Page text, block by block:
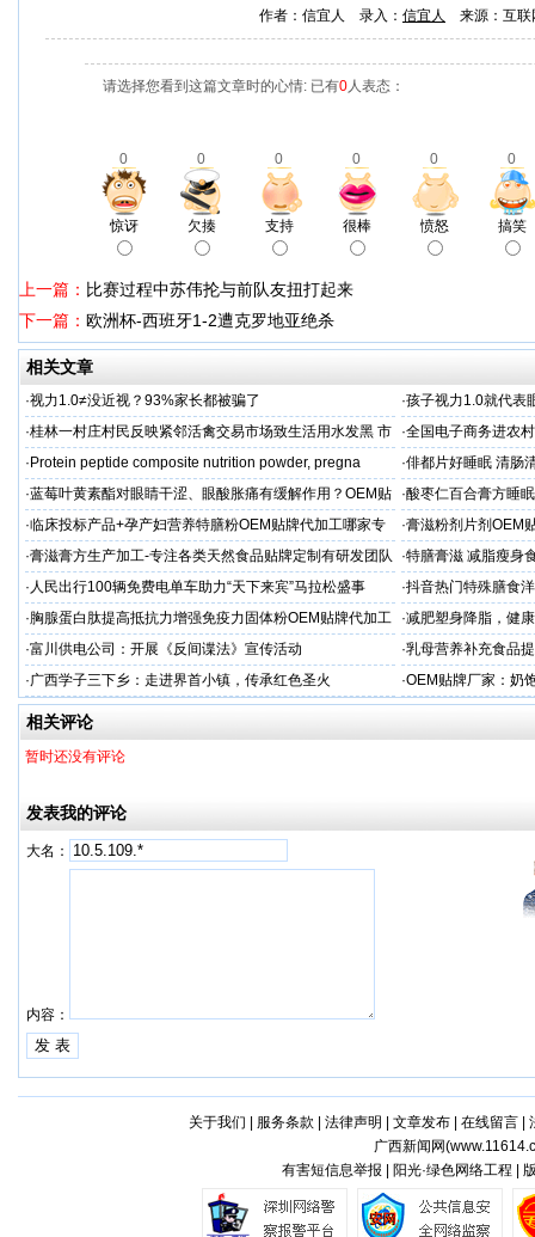
作者：信宜人 录入： 信宜人 来源：互
请选择您看到这篇文章时的心情: 已有0人表态：
0 0 0 0 0 0
惊讶 欠揍 支持 很棒 愤怒 搞笑
上一篇： 比赛过程中苏伟抡与前队友扭打起来
下一篇： 欧洲杯-西班牙1-2遭克罗地亚绝杀
相关文章
·视力1.0≠没近视？93%家长都被骗了 ·孩子视力1.0就代表
·桂林一村庄村民反映紧邻活禽交易市场致生活用水发黑 市
场称属“造谣”，联合调查组介入调查
·全国电子商务进农
利开班
· Protein peptide composite nutrition powder, pregna ·俳都片好睡眠 清肠
·蓝莓叶黄素酯对眼睛干涩、眼酸胀痛有缓解作用？OEM贴
牌代工
·酸枣仁百合膏方睡
厂
·临床投标产品+孕产妇营养特膳粉OEM贴牌代加工哪家专
业
·膏滋粉剂片剂OEM
·膏滋膏方生产加工-专注各类天然食品贴牌定制有研发团队
厂家
·特膳膏滋 减脂瘦身
务商
· 人民出行100辆免费电单车助力“天下来宾”马拉松盛事 ·抖音热门特殊膳食
牌加工
· 胸腺蛋白肽提高抵抗力增强免疫力固体粉OEM贴牌代加工
服务商
·减肥塑身降脂，健
服务商
·富川供电公司：开展《反间谍法》宣传活动 ·乳母营养补充食品
工
·广西学子三下乡：走进界首小镇，传承红色圣火 ·OEM贴牌厂家：奶
一步！
相关评论
暂时还没有评论
发表我的评论
大名：
内容：
关于我们 服务条款 法律声明 文章发布| 在线留言|
广西新闻网(
有害短信息举报 | 阳光·绿色网络工程 |